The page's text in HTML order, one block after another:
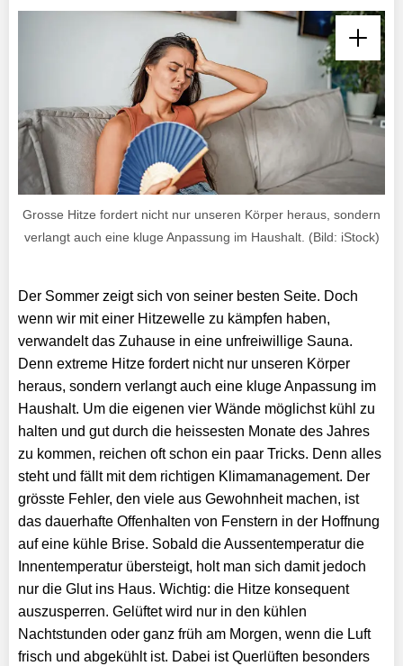
Grosse Hitze fordert nicht nur unseren Körper heraus, sondern
verlangt auch eine kluge Anpassung im Haushalt. (Bild: iStock)
Der Sommer zeigt sich von seiner besten Seite. Doch
wenn wir mit einer Hitzewelle zu kämpfen haben,
verwandelt das Zuhause in eine unfreiwillige Sauna.
Denn extreme Hitze fordert nicht nur unseren Körper
heraus, sondern verlangt auch eine kluge Anpassung im
Haushalt. Um die eigenen vier Wände möglichst kühl zu
halten und gut durch die heissesten Monate des Jahres
zu kommen, reichen oft schon ein paar Tricks. Denn alles
steht und fällt mit dem richtigen Klimamanagement. Der
grösste Fehler, den viele aus Gewohnheit machen, ist
das dauerhafte Offenhalten von Fenstern in der Hoffnung
auf eine kühle Brise. Sobald die Aussentemperatur die
Innentemperatur übersteigt, holt man sich damit jedoch
nur die Glut ins Haus. Wichtig: die Hitze konsequent
auszusperren. Gelüftet wird nur in den kühlen
Nachtstunden oder ganz früh am Morgen, wenn die Luft
frisch und abgekühlt ist. Dabei ist Querlüften besonders